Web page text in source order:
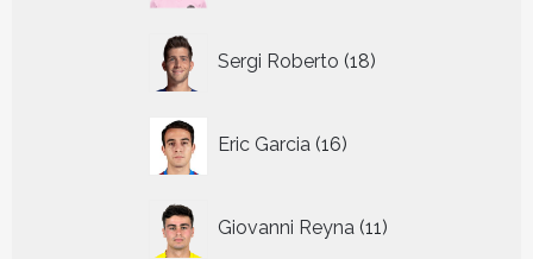
Sergi Roberto 18
producten
Eric Garcia 16
producten
Giovanni Reyna 11
producten